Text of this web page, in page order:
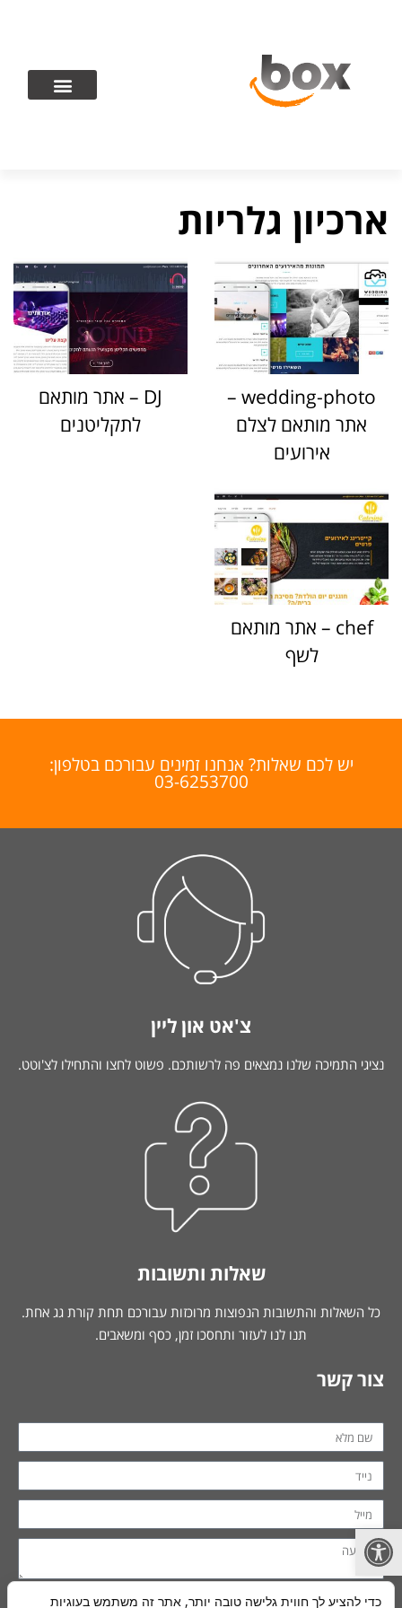
פתח סרגל נגישות
ארכיון גלריות
wedding-photo –
אתר מותאם לצלם
אירועים
DJ – אתר מותאם
לתקליטנים
chef – אתר מותאם
לשף
יש לכם שאלות? אנחנו זמינים עבורכם בטלפון:
03-6253700
צ'אט און ליין
נציגי התמיכה שלנו נמצאים פה לרשותכם. פשוט לחצו והתחילו לצ'וטט.
שאלות ותשובות
כל השאלות והתשובות הנפוצות מרוכזות עבורכם תחת קורת גג אחת.
תנו לנו לעזור ותחסכו זמן, כסף ומשאבים.
צור קשר
כדי להציע לך חווית גלישה טובה יותר, אתר זה משתמש בעוגיות